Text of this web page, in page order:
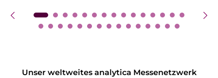
Unser weltweites analytica Messenetzwerk